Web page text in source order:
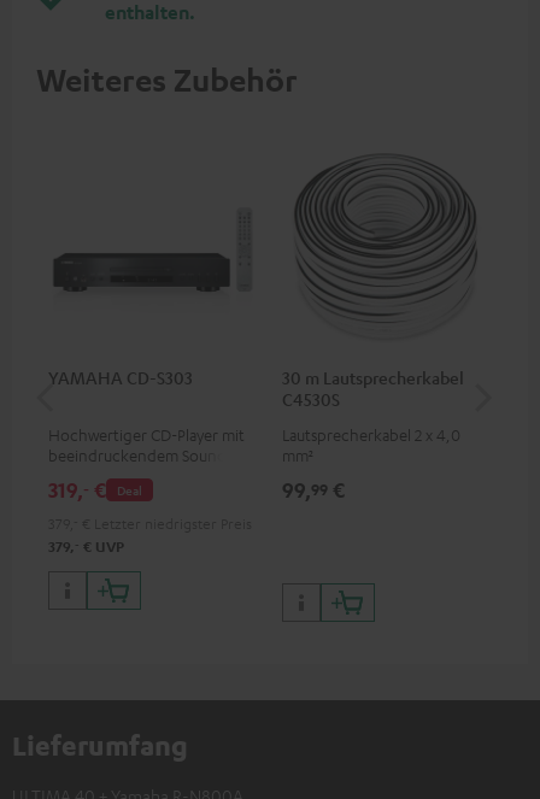
enthalten.
Weiteres Zubehör
YAMAHA CD-S303
Hochwertiger CD-Player mit
beeindruckendem Sound und
wertiger Verarbeitung
Deal
319,‐ €
379, ‐ € UVP
30 m Lautsprecherkabel
C4530S
Lautsprecherkabel 2 x 4,0
mm²
99,99 €
Lieferumfang